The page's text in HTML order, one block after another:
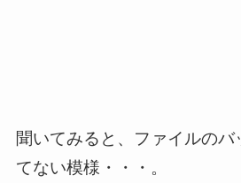
聞いてみると、ファイルのバ
てない模様・・・。